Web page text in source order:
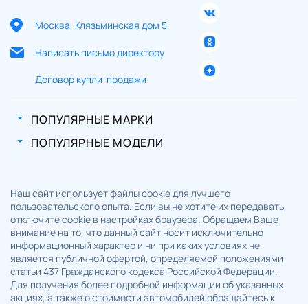
Москва, Клязьминская дом 5
Написать письмо директору
Договор купли-продажи
ПОПУЛЯРНЫЕ МАРКИ
ПОПУЛЯРНЫЕ МОДЕЛИ
Наш сайт использует файлы cookie для лучшего
пользовательского опыта. Если вы не хотите их передавать,
отключите cookie в настройках браузера. Обращаем Ваше
внимание на то, что данный сайт носит исключительно
информационный характер и ни при каких условиях не
является публичной офертой, определяемой положениями
статьи 437 Гражданского кодекса Российской Федерации.
Для получения более подробной информации об указанных
акциях, а также о стоимости автомобилей обращайтесь к